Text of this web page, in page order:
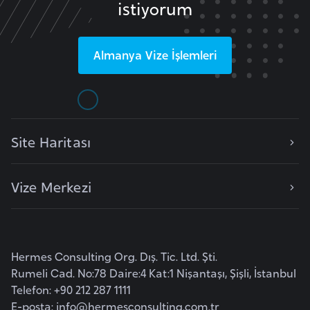
istiyorum
Almanya Vize İşlemleri
Site Haritası
Vize Merkezi
Hermes Consulting Org. Dış. Tic. Ltd. Şti.
Rumeli Cad. No:78 Daire:4 Kat:1 Nişantaşı, Şişli, İstanbul
Telefon: +90 212 287 1111
E-posta: info@hermesconsulting.com.tr
g
a
B
i
n
a